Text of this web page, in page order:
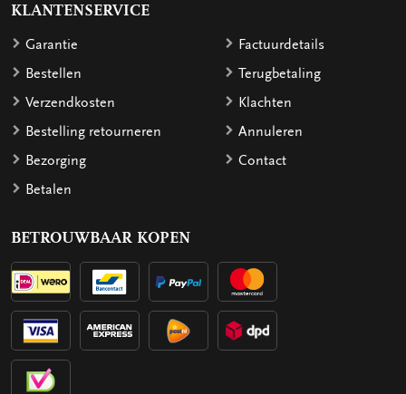
KLANTENSERVICE
Garantie
Bestellen
Verzendkosten
Bestelling retourneren
Bezorging
Betalen
Factuurdetails
Terugbetaling
Klachten
Annuleren
Contact
BETROUWBAAR KOPEN